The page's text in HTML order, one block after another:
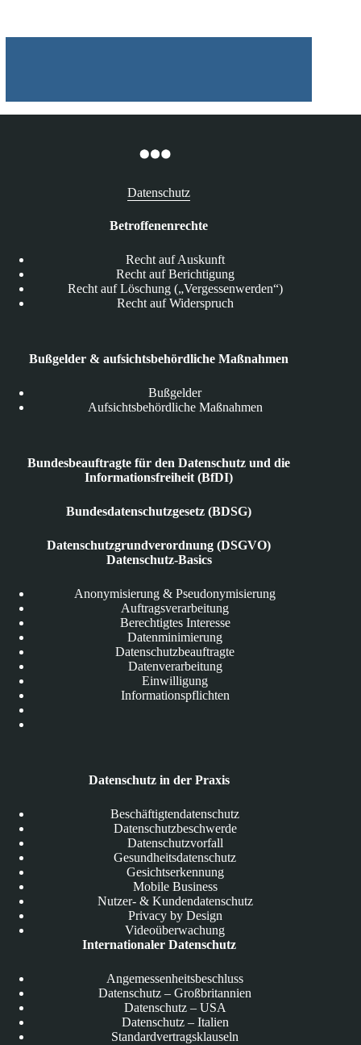
Datenschutz
Betroffenenrechte
Recht auf Auskunft
Recht auf Berichtigung
Recht auf Löschung („Vergessenwerden“)
Recht auf Widerspruch
Bußgelder & aufsichtsbehördliche Maßnahmen
Bußgelder
Aufsichtsbehördliche Maßnahmen
Bundesbeauftragte für den Datenschutz und die
Informationsfreiheit (BfDI)
Bundesdatenschutzgesetz (BDSG)
Datenschutzgrundverordnung (DSGVO)
Datenschutz-Basics
Anonymisierung & Pseudonymisierung
Auftragsverarbeitung
Berechtigtes Interesse
Datenminimierung
Datenschutzbeauftragte
Datenverarbeitung
Einwilligung
Informationspflichten
Datenschutz in der Praxis
Beschäftigtendatenschutz
Datenschutzbeschwerde
Datenschutzvorfall
Gesundheitsdatenschutz
Gesichtserkennung
Mobile Business
Nutzer- & Kundendatenschutz
Privacy by Design
Videoüberwachung
Internationaler Datenschutz
Angemessenheitsbeschluss
Datenschutz – Großbritannien
Datenschutz – USA
Datenschutz – Italien
Standardvertragsklauseln